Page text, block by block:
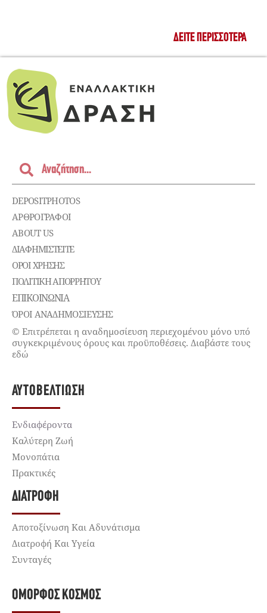
ΔΕΊΤΕ ΠΕΡΙΣΣΌΤΕΡΑ
DEPOSITPHOTOS
ΑΡΘΡΟΓΡΑΦΟΙ
ABOUT US
ΔΙΑΦΗΜΙΣΤΕΊΤΕ
ΌΡΟΙ ΧΡΉΣΗΣ
ΠΟΛΙΤΙΚΉ ΑΠΟΡΡΉΤΟΥ
ΕΠΙΚΟΙΝΩΝΊΑ
ΌΡΟΙ ΑΝΑΔΗΜΟΣΙΕΥΣΗΣ
© Επιτρέπεται η αναδημοσίευση περιεχομένου μόνο υπό
συγκεκριμένους όρους και προϋποθέσεις. Διαβάστε τους
εδώ
ΑΥΤΟΒΕΛΤΊΩΣΗ
Ενδιαφέροντα
Καλύτερη Ζωή
Μονοπάτια
Πρακτικές
ΔΙΑΤΡΟΦΉ
Αποτοξίνωση Και Αδυνάτισμα
Διατροφή Και Υγεία
Συνταγές
ΌΜΟΡΦΟΣ ΚΌΣΜΟΣ